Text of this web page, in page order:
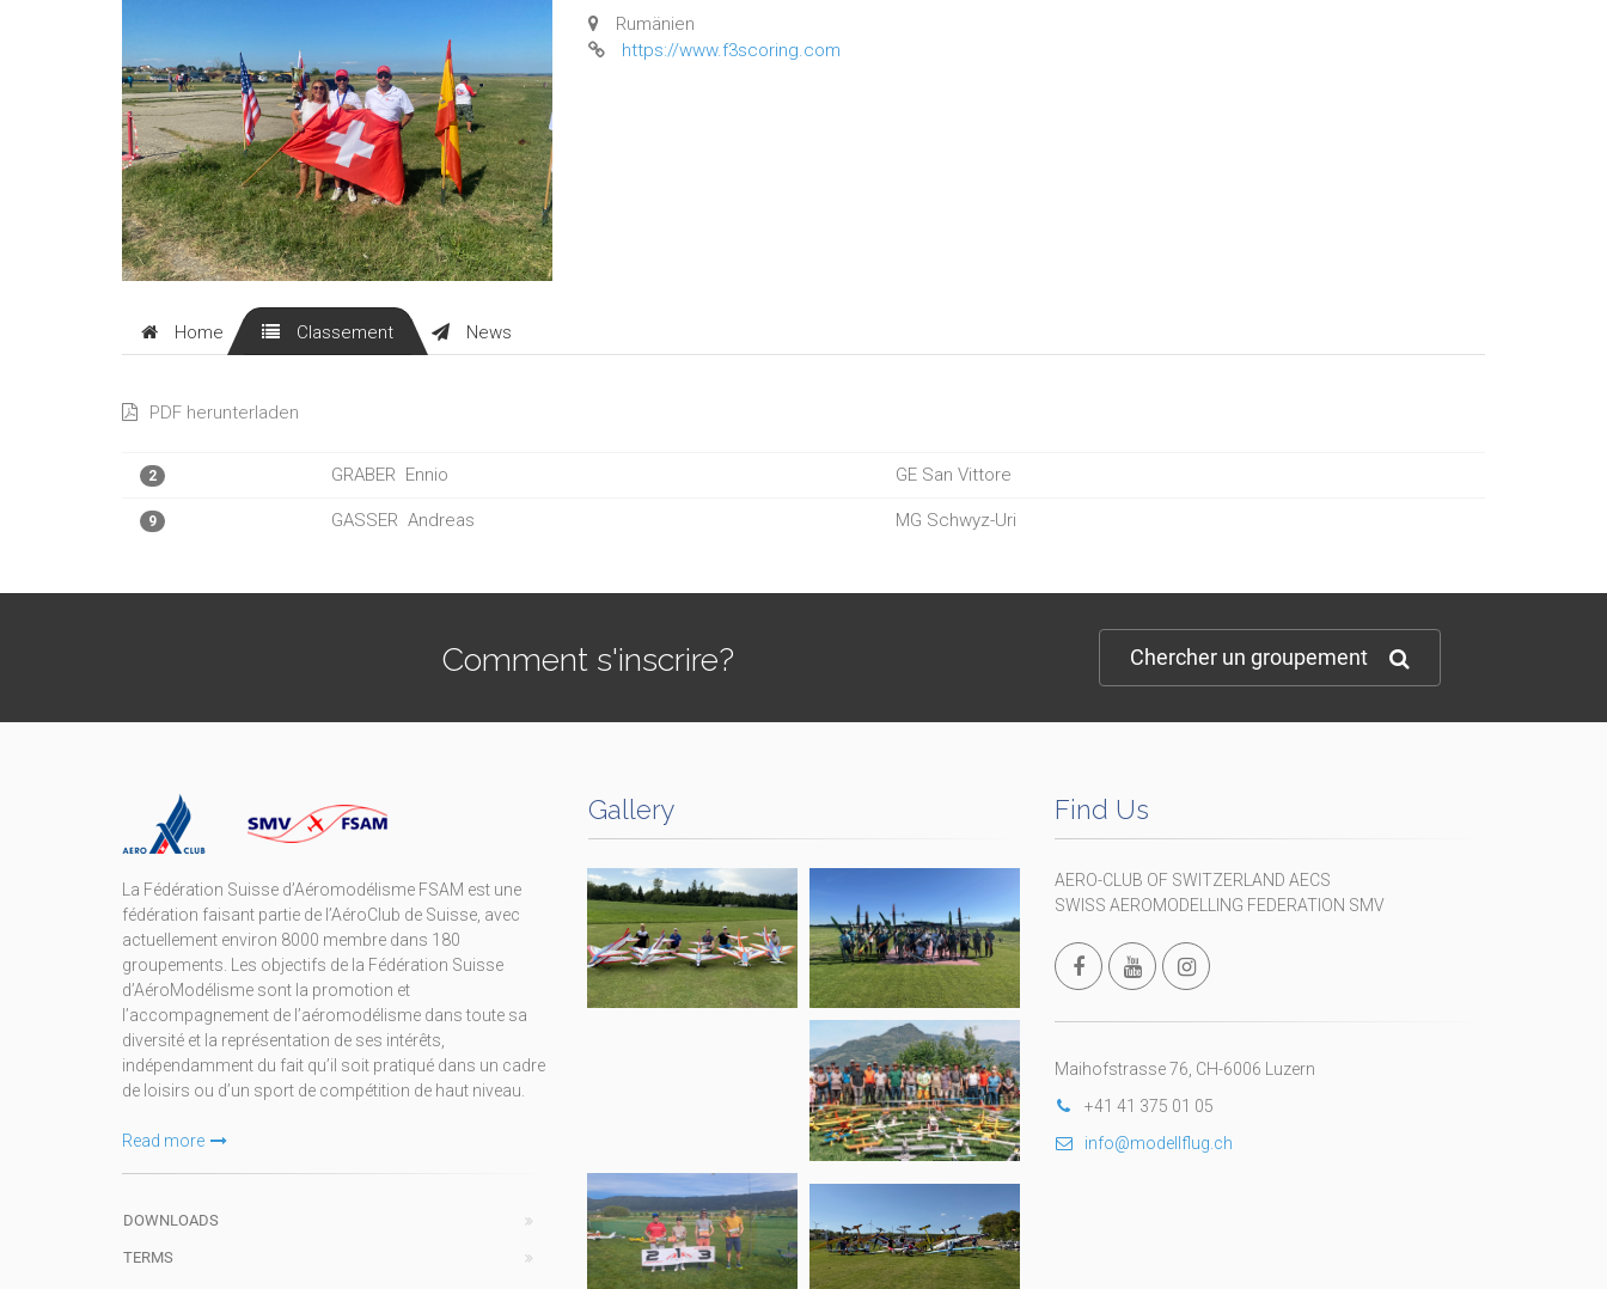
Rumänien
https://www.f3scoring.com
Home Classement News
PDF herunterladen
2 GRABER Ennio GE San Vittore
9 GASSER Andreas MG Schwyz-Uri
Comment s'inscrire? Chercher un groupement
La Fédération Suisse d’Aéromodélisme FSAM est une
fédération faisant partie de l’AéroClub de Suisse, avec
actuellement environ 8000 membre dans 180
groupements. Les objectifs de la Fédération Suisse
d’AéroModélisme sont la promotion et
l’accompagnement de l’aéromodélisme dans toute sa
diversité et la représentation de ses intérêts,
indépendamment du fait qu’il soit pratiqué dans un cadre
de loisirs ou d’un sport de compétition de haut niveau.
Read more
DOWNLOADS
TERMS
Gallery Find Us
AERO-CLUB OF SWITZERLAND AECS
SWISS AEROMODELLING FEDERATION SMV
Maihofstrasse 76, CH-6006 Luzern
+41 41 375 01 05
info@modellflug.ch